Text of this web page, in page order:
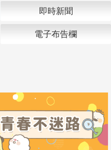
即時新聞
電子布告欄